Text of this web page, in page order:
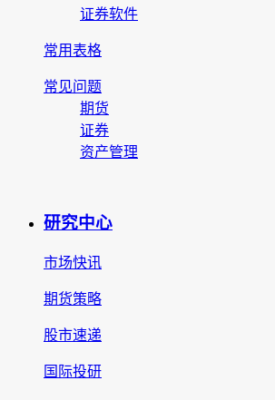
证券软件
常用表格
常见问题
期货
证券
资产管理
研究中心
市场快讯
期货策略
股市速递
国际投研